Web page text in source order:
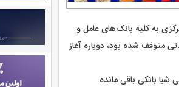
به کلیه بانک‌های عامل و
متوقف شده بود، دوباره آغاز
شبا بانکی باقی مانده